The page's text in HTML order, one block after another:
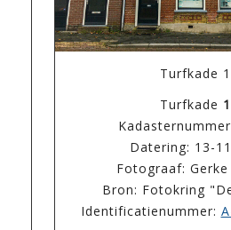
Turfkade
Turfkade
Datering: 13-
Fotograaf:
Bron: Fotokring
Identificatienummer: